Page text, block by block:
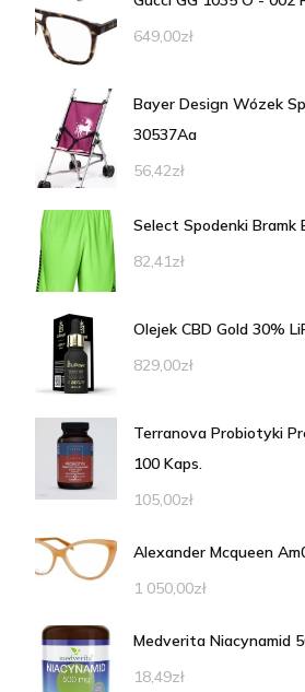
649,00zł
Bayer Design Wózek
30537Aa
56,42zł
Select Spodenki Bramk
82,41zł
Olejek CBD Gold 30%
829,00zł
Terranova Probiotyki
100 Kaps.
105,00zł
Alexander Mcqueen
1 050,00zł
Medverita Niacynamid
18,49zł